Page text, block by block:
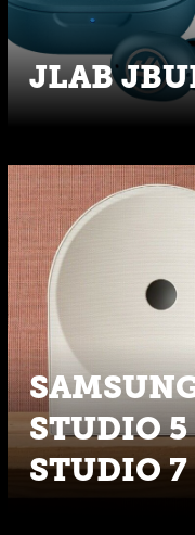
JLAB
STUDIO
STUDIO 7